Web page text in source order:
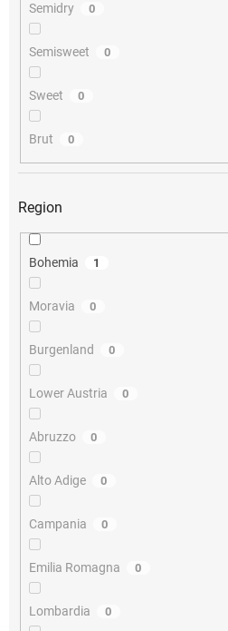
Semidry 0
Semisweet 0
Sweet 0
Brut 0
Region
Bohemia 1
Moravia 0
Burgenland 0
Lower Austria 0
Abruzzo 0
Alto Adige 0
Campania 0
Emilia Romagna 0
Lombardia 0